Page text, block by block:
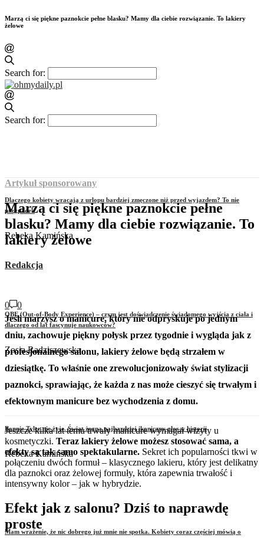
Marzą ci się piękne paznokcie pełne blasku? Mamy dla ciebie rozwiązanie. To lakiery
żelowe
Search for:
Search for:
Dlaczego kobiety wracają z urlopu bardziej zmęczone niż przed wyjazdem? To nie
przypadek
Rebeka Kamińska
OBE (Out-of-Body Experience) – czym jest doświadczenie świadomego wyjścia z ciała i
dlaczego od lat fascynuje naukowców?
Zosia Radziszewska
Bonnie Tyler nie żyje. Świat żegna najbardziej ikoniczny głos w historii
Rebeka Kamińska
Mam wrażenie, że nic dobrego już mnie nie spotka. Kobiety coraz częściej mówią o
Artykuł sponsorowany
Marzą ci się piękne paznokcie pełne
blasku? Mamy dla ciebie rozwiązanie. To
lakiery żelowe
Redakcja
0
0
Jeśli marzysz o manicure, który nie odpryskuje po jednym
dniu, zachowuje piękny połysk przez tygodnie i wygląda jak z
profesjonalnego salonu, lakiery żelowe będą strzałem w
dziesiątkę. To właśnie one zrewolucjonizowały świat stylizacji
paznokci, sprawiając, że każda z nas może cieszyć się trwałym i
efektownym manicure bez wychodzenia z domu.
Jeszcze kilka lat temu trwały manicure wymagał wizyty u
kosmetyczki. Teraz lakiery żelowe możesz stosować sama, a
efekty są tak samo spektakularne. Sekret ich popularności tkwi w
połączeniu dwóch formuł – klasycznego lakieru, który jest delikatny
dla paznokci oraz żelowej formuły, która zapewnia trwałość i
intensywny kolor – jak w hybrydzie.
Efekt jak z salonu? Dziś to naprawdę
proste